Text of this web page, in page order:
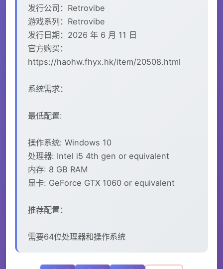
发行公司：Retrovibe
游戏系列：Retrovibe
发行日期：2026 年 6 月 11 日
官方购买：
https://haohw.fhyx.hk/item/20508.html
系统需求：
最低配置:
操作系统: Windows 10
处理器: Intel i5 4th gen or equivalent
内存: 8 GB RAM
显卡: GeForce GTX 1060 or equivalent
推荐配置：
需要64位处理器和操作系统